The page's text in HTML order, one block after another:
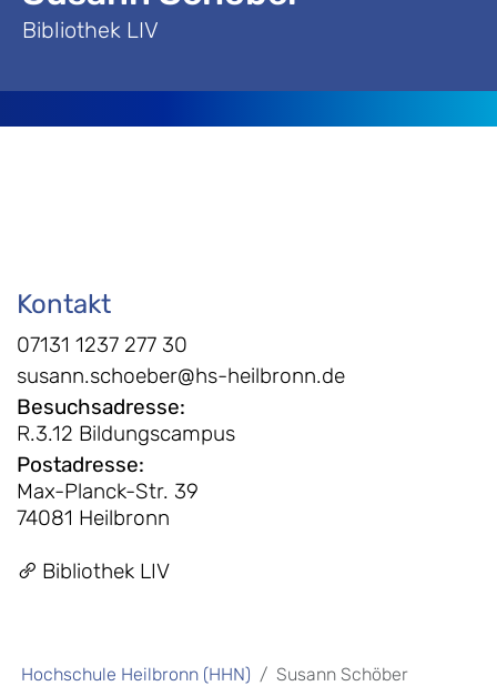
Bibliothek LIV
Kontakt
07131 1237 277 30
susann.schoeber@hs-heilbronn.de
Besuchsadresse:
R.3.12 Bildungscampus
Postadresse:
Max-Planck-Str. 39
74081 Heilbronn
Bibliothek LIV
Hochschule Heilbronn (HHN) Susann Schöber